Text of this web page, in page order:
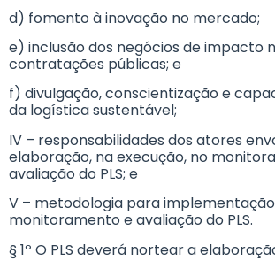
d) fomento à inovação no mercado;
e) inclusão dos negócios de impacto
contratações públicas; e
f) divulgação, conscientização e
da logística sustentável;
IV – responsabilidades dos atores
elaboração, na execução, no
avaliação do PLS; e
V – metodologia para
monitoramento e avaliação do PLS.
§ 1º O PLS deverá nortear a